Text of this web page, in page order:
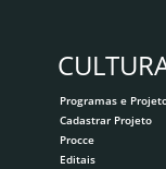
Programas e
Cadastrar Projeto
Procce
Editais